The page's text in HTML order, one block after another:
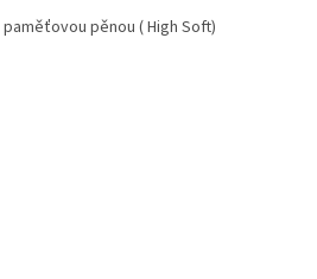
pěnou ( High Soft)